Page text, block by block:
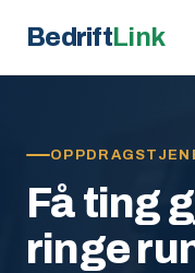
BedriftLink
Få ting
ringe